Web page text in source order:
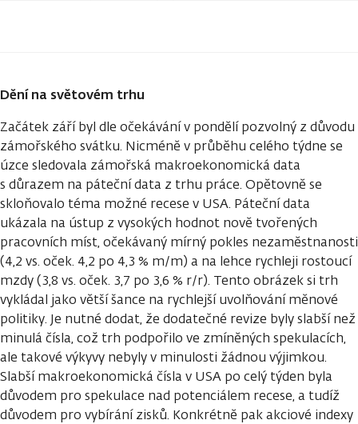
Dění na světovém trhu
Začátek září byl dle očekávání v pondělí pozvolný z důvodu
zámořského svátku. Nicméně v průběhu celého týdne se
úzce sledovala zámořská makroekonomická data
s důrazem na páteční data z trhu práce. Opětovně se
skloňovalo téma možné recese v USA. Páteční data
ukázala na ústup z vysokých hodnot nově tvořených
pracovních míst, očekávaný mírný pokles nezaměstnanosti
(4,2 vs. oček. 4,2 po 4,3 % m/m) a na lehce rychleji rostoucí
mzdy (3,8 vs. oček. 3,7 po 3,6 % r/r). Tento obrázek si trh
vykládal jako větší šance na rychlejší uvolňování měnové
politiky. Je nutné dodat, že dodatečné revize byly slabší než
minulá čísla, což trh podpořilo ve zmíněných spekulacích,
ale takové výkyvy nebyly v minulosti žádnou výjimkou.
Slabší makroekonomická čísla v USA po celý týden byla
důvodem pro spekulace nad potenciálem recese, a tudíž
důvodem pro vybírání zisků. Konkrétně pak akciové indexy